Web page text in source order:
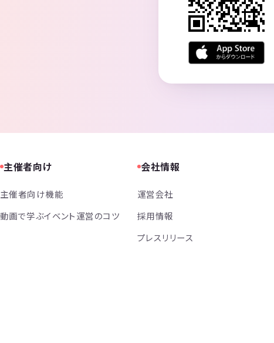
主催者向け
主催者向け機能
動画で学ぶイベント運営のコツ
会社情報
運営会社
採用情報
プレスリリース